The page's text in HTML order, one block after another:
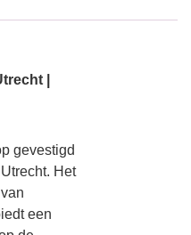
|
gevestigd
Het
een